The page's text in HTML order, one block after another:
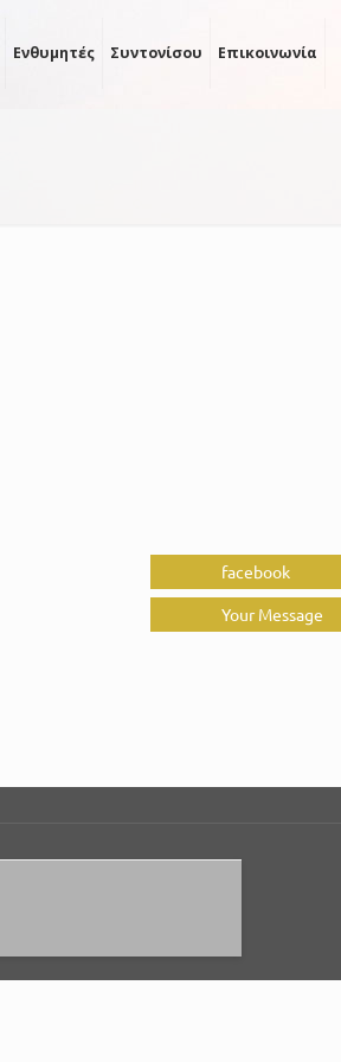
Ενθυμητές Συντονίσου Επικοινωνία
facebook
Your Message